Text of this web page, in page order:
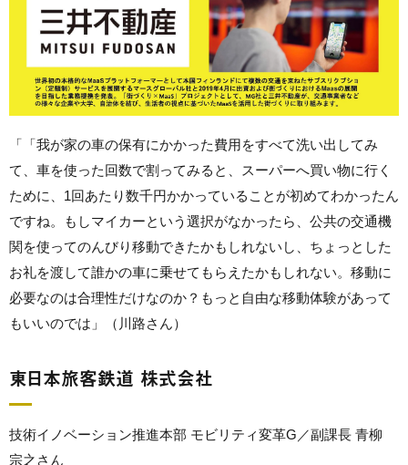
「「我が家の車の保有にかかった費用をすべて洗い出してみ
て、車を使った回数で割ってみると、スーパーへ買い物に行く
ために、1回あたり数千円かかっていることが初めてわかったん
ですね。もしマイカーという選択がなかったら、公共の交通機
関を使ってのんびり移動できたかもしれないし、ちょっとした
お礼を渡して誰かの車に乗せてもらえたかもしれない。移動に
必要なのは合理性だけなのか？もっと自由な移動体験があって
もいいのでは」（川路さん）
東日本旅客鉄道 株式会社
技術イノベーション推進本部 モビリティ変革G／副課長 青柳
宗之さん